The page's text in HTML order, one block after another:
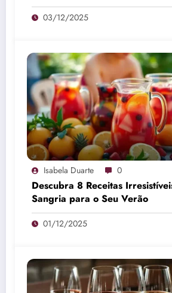
03/12/2025
Isabela Duarte 0
Descubra 8 Receitas
Sangria para o Seu Verão
01/12/2025